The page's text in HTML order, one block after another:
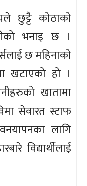
छुट्टै कोठाको
भनाइ छ ।
छ महिनाको
खटाएको हो ।
खातामा
सेवारत स्टाफ
लागि
विद्यार्थीलाई